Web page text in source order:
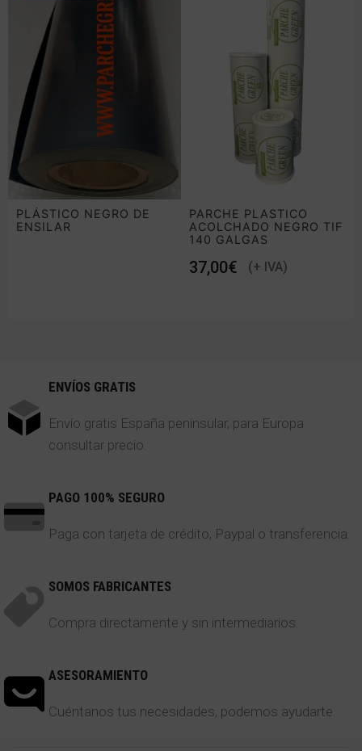
PLÁSTICO NEGRO DE
ENSILAR
PARCHE PLASTICO
ACOLCHADO NEGRO TIF
140 GALGAS
€
ENVÍOS GRATIS
Envío gratis España peninsular, para Europa
consultar precio.
PAGO 100% SEGURO
Paga con tarjeta de crédito, Paypal o transferencia.
SOMOS FABRICANTES
Compra directamente y sin intermediarios.
ASESORAMIENTO
Cuéntanos tus necesidades, podemos ayudarte.